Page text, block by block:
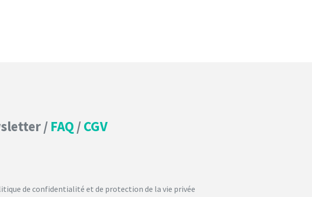
/ FAQ /CGV
de confidentialité et de protection de la vie privée